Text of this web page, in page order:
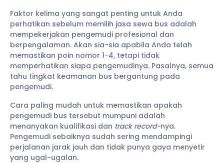
Faktor kelima yang sangat penting untuk Anda
perhatikan sebelum memilih jasa sewa bus adalah
mempekerjakan pengemudi profesional dan
berpengalaman. Akan sia-sia apabila Anda telah
memastikan poin nomor 1-4, tetapi tidak
memperhatikan siapa pengemudinya. Pasalnya, semua
tahu tingkat keamanan bus bergantung pada
pengemudi.
Cara paling mudah untuk memastikan apakah
pengemudi bus tersebut mumpuni adalah
menanyakan kualifikasi dan track record-nya.
Pengemudi sebaiknya sudah sering mendampingi
perjalanan jarak jauh dan tidak punya gaya menyetir
yang ugal-ugalan.